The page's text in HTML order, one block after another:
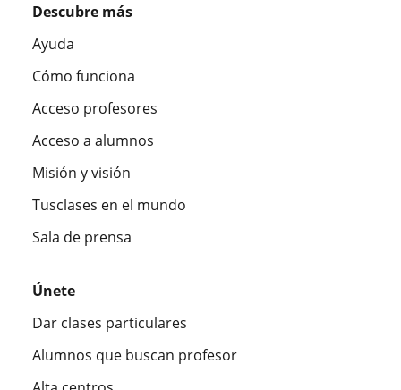
Descubre más
Ayuda
Cómo funciona
Acceso profesores
Acceso a alumnos
Misión y visión
Tusclases en el mundo
Sala de prensa
Únete
Dar clases particulares
Alumnos que buscan profesor